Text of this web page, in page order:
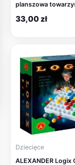
planszowa
33,00 zł
Dziecięce
ALEXANDER Logix